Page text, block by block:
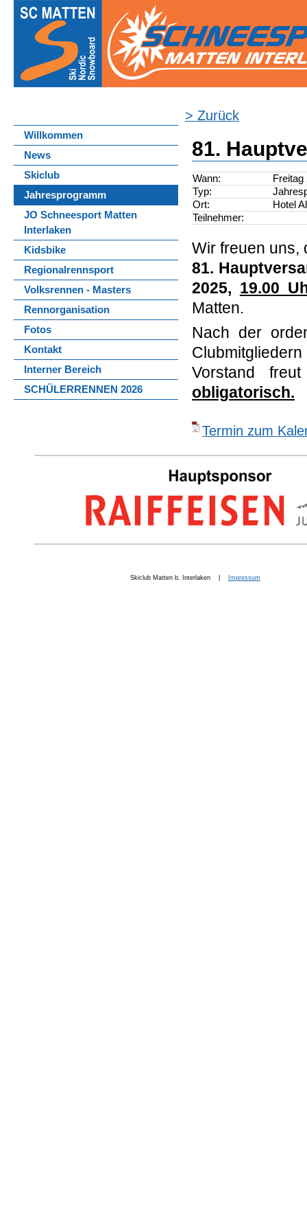
Willkommen
News
Skiclub
Jahresprogramm
JO Schneesport Matten
Interlaken
Kidsbike
Regionalrennsport
Volksrennen - Masters
Rennorganisation
Fotos
Kontakt
Interner Bereich
SCHÜLERRENNEN 2026
> Zurück
81.
Wann:
Freitag
Typ:
Ort:
Hotel
Teilnehmer:
Wir freuen uns,
81.
2025, 19.00
Matten.
Nach der
Vorstand
obligatorisch.
Termin zum
Skiclub Matten b. Interlaken | Impressum